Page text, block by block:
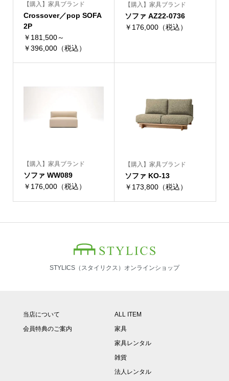
【購入】家具ブランド
Crossover／pop SOFA
2P
￥181,500～
￥396,000（税込）
【購入】家具ブランド
ソファ AZ22-0736
￥176,000（税込）
【購入】家具ブランド
ソファ WW089
￥176,000（税込）
【購入】家具ブランド
ソファ KO-13
￥173,800（税込）
STYLICS（スタイリクス）オンラインショップ
当店について
会員特典のご案内
ALL ITEM
家具
家具レンタル
雑貨
法人レンタル